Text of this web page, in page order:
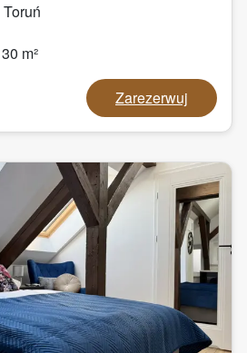
Toruń
30 m²
Zarezerwuj